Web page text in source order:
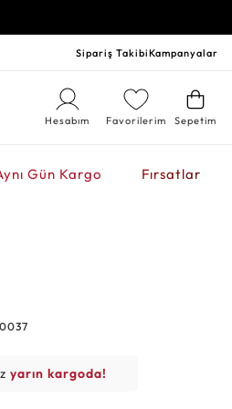
Sipariş TakibiKampanyalar
Sepetim
Favorilerim
Hesabım
Gün Kargo Fırsatlar
yarın kargoda!